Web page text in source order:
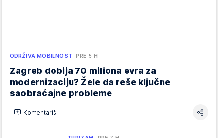
ODRŽIVA MOBILNOST PRE 5 H
Zagreb dobija 70 miliona evra za
modernizaciju? Žele da reše ključne
saobraćajne probleme
Komentariši